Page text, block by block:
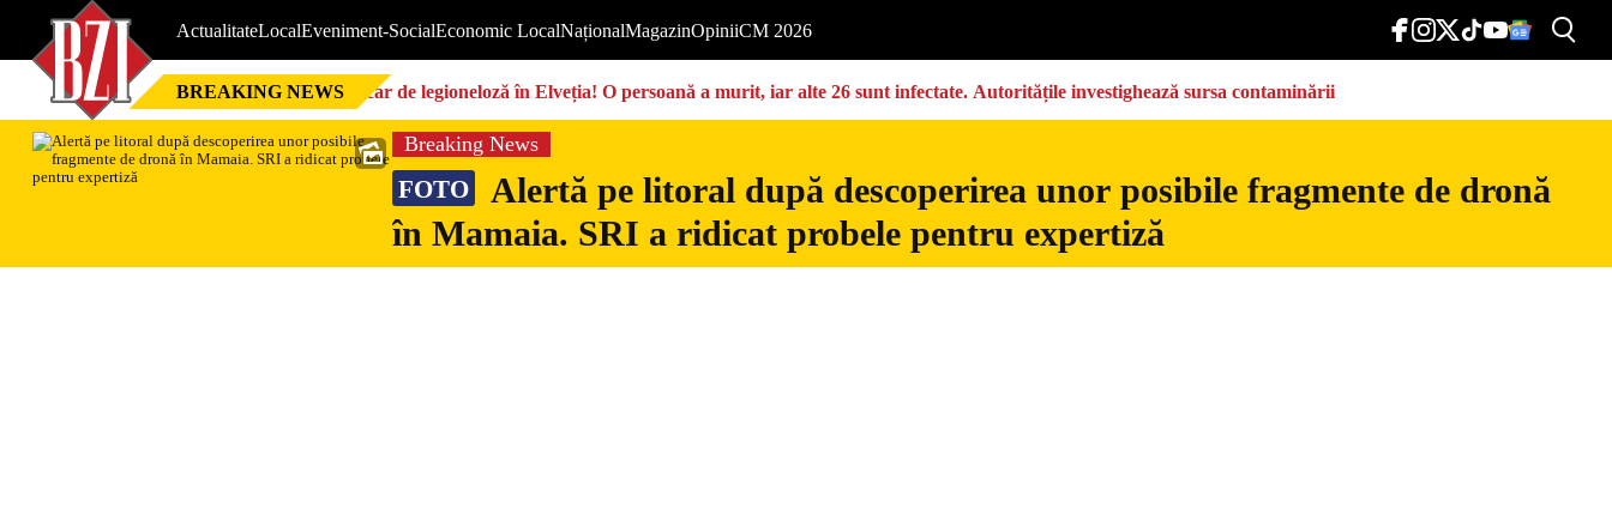
ActualitateLocalEveniment-SocialEconomic LocalNaționalMagazinOpiniiCM 2026
BREAKING NEWS Focar de legioneloză în Elveția! O persoană a murit, iar alte 26 sunt infectate. Autoritățile investighează sursa contaminării
Breaking News
FOTO
Alertă pe litoral după descoperirea unor posibile fragmente de dronă
în Mamaia. SRI a ridicat probele pentru expertiză